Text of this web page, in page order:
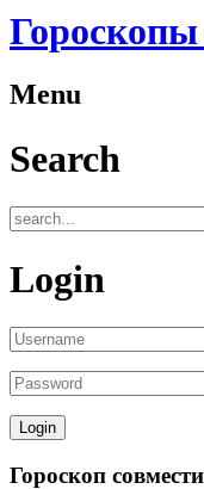
Menu
Search
Login
Гороскоп